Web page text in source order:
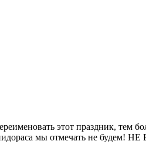
этот праздник, тем
мы отмечать не будем!